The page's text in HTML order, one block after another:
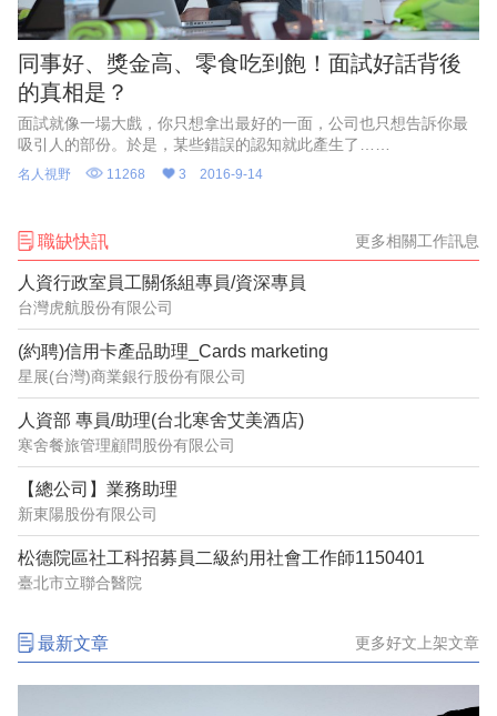
同事好、獎金高、零食吃到飽！面試好話背後
的真相是？
面試就像一場大戲，你只想拿出最好的一面，公司也只想告訴你最
吸引人的部份。於是，某些錯誤的認知就此產生了……
名人視野 11268 3 2016-9-14
職缺快訊 更多相關工作訊息
人資行政室員工關係組專員/資深專員
台灣虎航股份有限公司
(約聘)信用卡產品助理_Cards marketing
星展(台灣)商業銀行股份有限公司
人資部 專員/助理(台北寒舍艾美酒店)
寒舍餐旅管理顧問股份有限公司
【總公司】業務助理
新東陽股份有限公司
松德院區社工科招募員二級約用社會工作師1150401
臺北市立聯合醫院
最新文章 更多好文上架文章